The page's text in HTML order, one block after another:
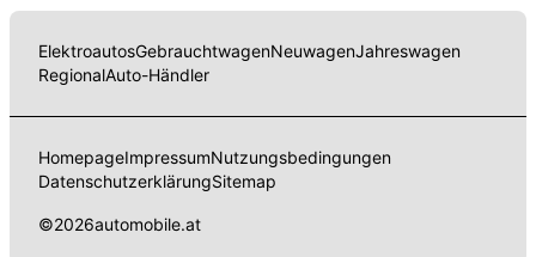
ElektroautosGebrauchtwagenNeuwagenJahreswagen
RegionalAuto-Händler
HomepageImpressumNutzungsbedingungen
DatenschutzerklärungSitemap
©2026automobile.at